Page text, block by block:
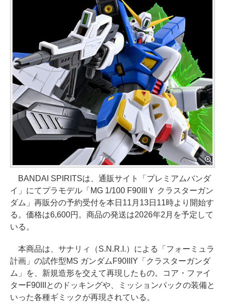
BANDAI SPIRITSは、通販サイト「プレミアムバンダ
イ」にてプラモデル「MG 1/100 F90IIIＹ クラスターガン
ダム」再販分の予約受付を本日11月13日11時より開始す
る。価格は6,600円。商品の発送は2026年2月を予定して
いる。
本商品は、サナリィ（S.N.R.I.）による「フォーミュラ
計画」の試作型MS ガンダムF90IIIY「クラスターガンダ
ム」を、新規造形を交えて再現したもの。コア・ファイ
ターF90IIIとのドッキングや、ミッションパックの装備と
いった各種ギミックが再現されている。